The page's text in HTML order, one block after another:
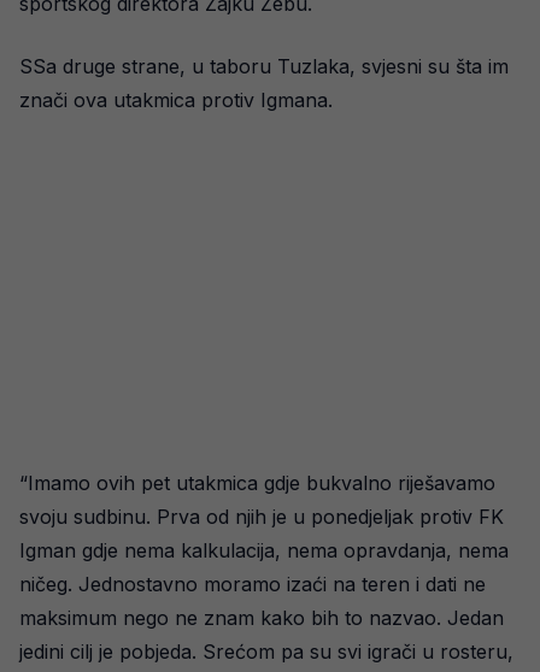
SSa druge strane, u taboru Tuzlaka, svjesni su šta im
znači ova utakmica protiv Igmana.
“Imamo ovih pet utakmica gdje bukvalno riješavamo
svoju sudbinu. Prva od njih je u ponedjeljak protiv FK
Igman gdje nema kalkulacija, nema opravdanja, nema
ničeg. Jednostavno moramo izaći na teren i dati ne
maksimum nego ne znam kako bih to nazvao. Jedan
jedini cilj je pobjeda. Srećom pa su svi igrači u rosteru,